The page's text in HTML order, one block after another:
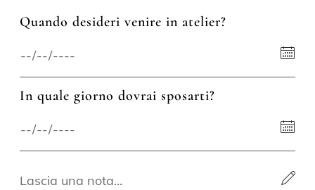
Quando desideri venire in atelier?
In quale giorno dovrai sposarti?